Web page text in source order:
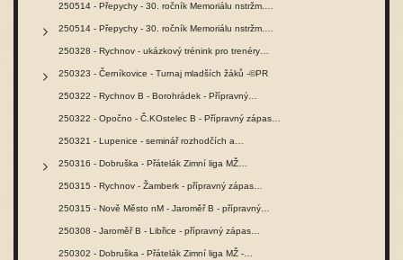
250514 - Přepychy - 30. ročník Memoriálu nstržm.…
250514 - Přepychy - 30. ročník Memoriálu nstržm.…
250328 - Rychnov - ukázkový trénink pro trenéry…
250323 - Černíkovice - Turnaj mladších žáků -©PR
250322 - Rychnov B - Borohrádek - Přípravný…
250322 - Opočno - Č.KOstelec B - Přípravný zápas…
250321 - Lupenice - seminář rozhodčích a…
250316 - Dobruška - Přátelák Zimní liga MŽ…
250315 - Rychnov - Žamberk - přípravný zápas…
250315 - Nově Město nM - Jaroměř B - přípravný…
250308 - Jaroměř B - Libřice - přípravný zápas…
250302 - Dobruška - Přátelák Zimní liga MŽ -…